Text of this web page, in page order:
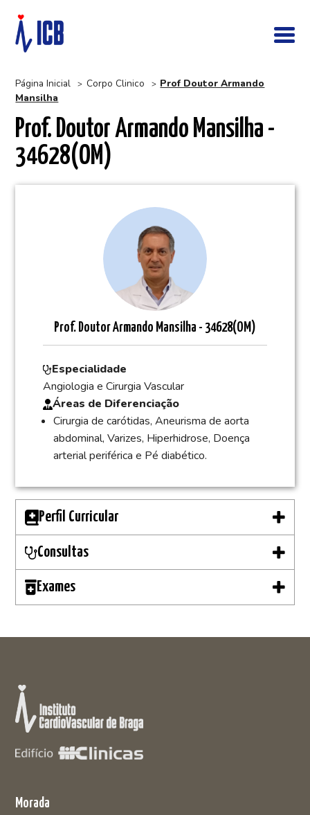
Página Inicial > Corpo Clinico > Prof Doutor Armando
Mansilha
Prof. Doutor Armando Mansilha -
34628(OM)
Prof. DoutorArmando Mansilha - 34628(OM)
Especialidade
Angiologia e Cirurgia Vascular
Áreas de Diferenciação
Cirurgia de carótidas, Aneurisma de aorta
abdominal, Varizes, Hiperhidrose, Doença
arterial periférica e Pé diabético.
Perfil Curricular
Consultas
Exames
Morada